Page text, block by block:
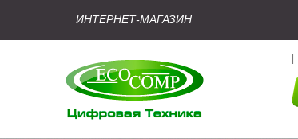
ИНТЕРНЕТ-МАГАЗИН